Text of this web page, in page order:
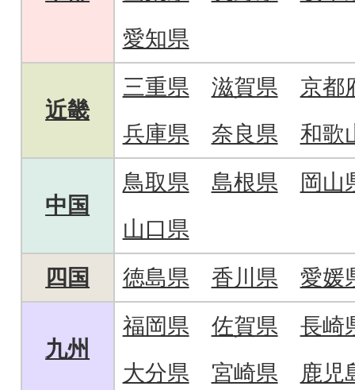
愛知県
近畿
三重県 滋賀県
京都
兵庫県
奈良県 和歌
中国
鳥取県 島根県
岡山
山口県
四国
徳島県 香川県 愛媛
九州
福岡県 佐賀県
長崎
大分県
宮崎県
鹿児